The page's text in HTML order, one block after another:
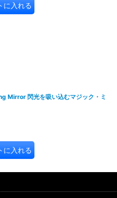
に入れる
閃光を吸い込むマジック・ミ
に入れる